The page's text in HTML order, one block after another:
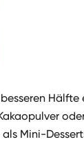
Mini-